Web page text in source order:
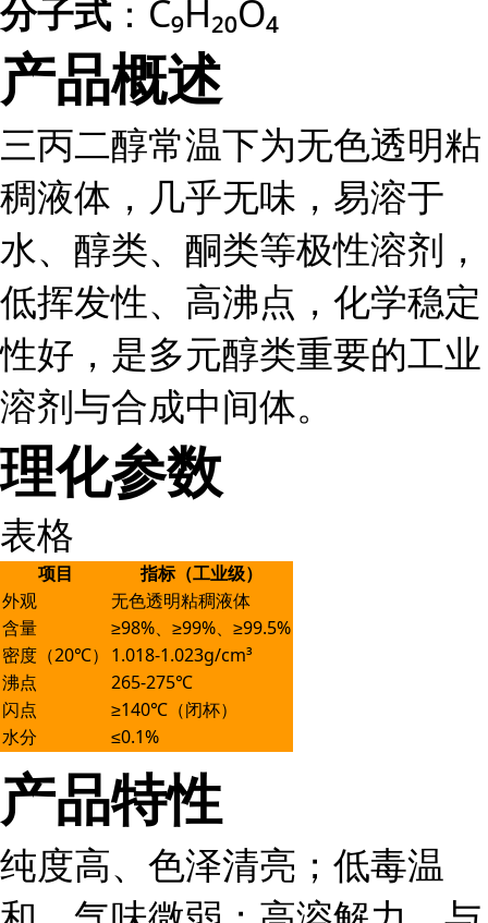
分子式 ：C₉H₂₀O₄
产品概述
三丙二醇常温下为无色透明粘
稠液体，几乎无味，易溶于
水、醇类、酮类等极性溶剂，
低挥发性、高沸点，化学稳定
性好，是多元醇类重要的工业
溶剂与合成中间体。
理化参数
表格
项目 指标（工业级）
外观
无色透明粘稠液体
含量
≥98%、≥99%、≥99.5%
密度（20℃） 1.018-1.023g/cm³
沸点
265-275℃
闪点
≥140℃（闭杯）
水分
≤0.1%
产品特性
纯度高、色泽清亮；低毒温